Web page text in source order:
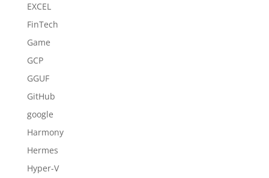
EXCEL
FinTech
Game
GCP
GGUF
GitHub
google
Harmony
Hermes
Hyper-V